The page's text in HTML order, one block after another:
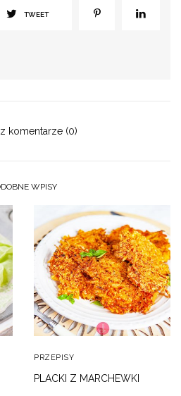
TWEET
komentarze (0)
WPISY
PRZEPISY
PLACKI Z MARCHEWKI